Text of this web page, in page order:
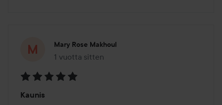
Mary Rose Makhoul
1 vuotta sitten
Viesti luotiin 1 vuotta sitten
5
Kaunis